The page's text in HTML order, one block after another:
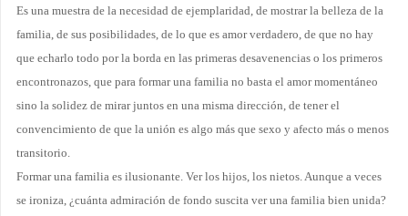
Es una muestra de la necesidad de ejemplaridad, de mostrar la belleza de la
familia, de sus posibilidades, de lo que es amor verdadero, de que no hay
que echarlo todo por la borda en las primeras desavenencias o los primeros
encontronazos, que para formar una familia no basta el amor momentáneo
sino la solidez de mirar juntos en una misma dirección, de tener el
convencimiento de que la unión es algo más que sexo y afecto más o menos
transitorio.
Formar una familia es ilusionante. Ver los hijos, los nietos. Aunque a veces
se ironiza, ¿cuánta admiración de fondo suscita ver una familia bien unida?